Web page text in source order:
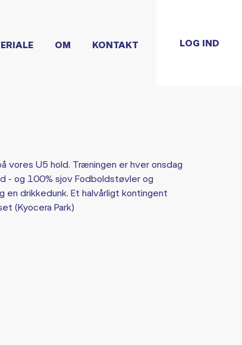
OM KONTAKT LOG IND
vores U5 hold. Træningen er hver onsdag
- og 100% sjov Fodboldstøvler og
drikkedunk. Et halvårligt kontingent
(Kyocera Park)